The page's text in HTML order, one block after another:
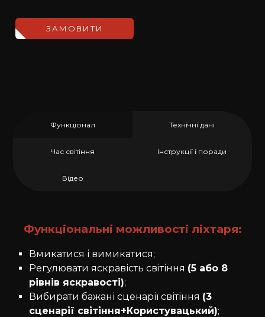
ЗАМОВИТИ
Функціонал Технічні дані
Час світіння Інструкції і поради
Відео
Функціональні можливості ліхтаря:
Вмикатися і вимикатися;
Регулювати яскравість світіння (5 або 8
рівнів яскравості);
Вибирати бажані сценарії світіння (3
сценарії світіння+Користувацький);